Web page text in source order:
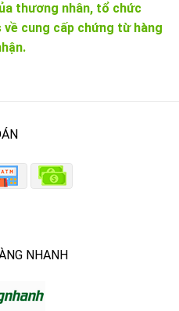
thương nhân, tổ chức
cung cấp chứng từ hàng
NHANH